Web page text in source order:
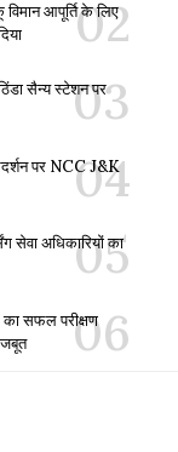
आपूर्ति के लिए
सैन्य स्टेशन पर
पर NCC J&K
सेवा अधिकारियों का
का सफल परीक्षण